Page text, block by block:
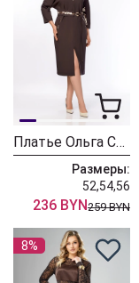
Платье Ольга Стиль С1038 коричневый
Размеры:
52,54,56
236 BYN259 BYN
8%